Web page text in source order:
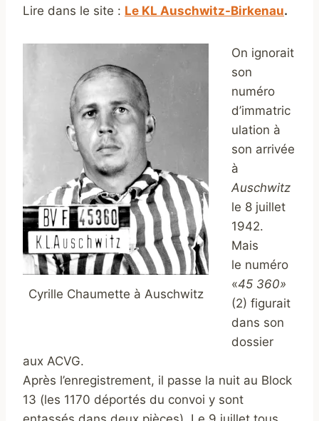
Lire dans le site : Le KL Auschwitz-Birkenau.
Cyrille Chaumette à Auschwitz
On ignorait
son
numéro
d’immatric
ulation à
son arrivée
à
Auschwitz
le 8 juillet
1942.
Mais
le numéro
«45 360»
(2) figurait
dans son
dossier
aux ACVG.
Après l’enregistrement, il passe la nuit au Block
13 (les 1170 déportés du convoi y sont